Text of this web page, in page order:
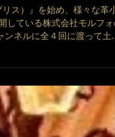
し
ス）』を始め、様々な革小
ンネルに全４回に渡って土橋
だきました！！ 第一回目の
さんの人生を変えたアンテ
です。...